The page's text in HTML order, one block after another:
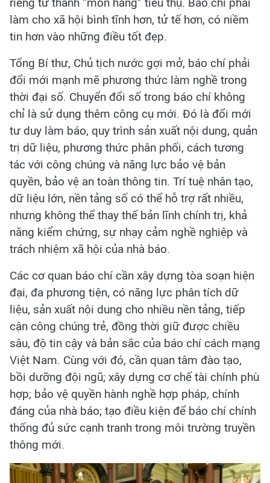
làm cho xã hội bình tĩnh hơn, tử tế hơn, có niềm
tin hơn vào những điều tốt đẹp.
Tổng Bí thư, Chủ tịch nước gợi mở, báo chí phải
đổi mới mạnh mẽ phương thức làm nghề trong
thời đại số. Chuyển đổi số trong báo chí không
chỉ là sử dụng thêm công cụ mới. Đó là đổi mới
tư duy làm báo, quy trình sản xuất nội dung, quản
trị dữ liệu, phương thức phân phối, cách tương
tác với công chúng và năng lực bảo vệ bản
quyền, bảo vệ an toàn thông tin. Trí tuệ nhân tạo,
dữ liệu lớn, nền tảng số có thể hỗ trợ rất nhiều,
nhưng không thể thay thế bản lĩnh chính trị, khả
năng kiểm chứng, sự nhạy cảm nghề nghiệp và
trách nhiệm xã hội của nhà báo.
Các cơ quan báo chí cần xây dựng tòa soạn hiện
đại, đa phương tiện, có năng lực phân tích dữ
liệu, sản xuất nội dung cho nhiều nền tảng, tiếp
cận công chúng trẻ, đồng thời giữ được chiều
sâu, độ tin cậy và bản sắc của báo chí cách mạng
Việt Nam. Cùng với đó, cần quan tâm đào tạo,
bồi dưỡng đội ngũ; xây dựng cơ chế tài chính phù
hợp; bảo vệ quyền hành nghề hợp pháp, chính
đáng của nhà báo; tạo điều kiện để báo chí chính
thống đủ sức cạnh tranh trong môi trường truyền
thông mới.